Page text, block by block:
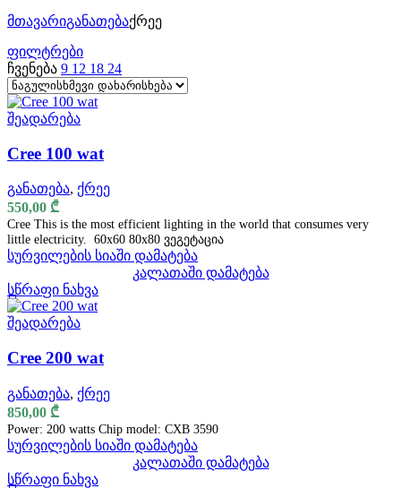
მთავარიგანათებაქრეე
ფილტრები
ჩვენება 9 12 18 24
შეადარება
Cree 100 wat
განათება, ქრეე
550,00 ₾
Cree This is the most efficient lighting in the world that consumes very
little electricity. 60x60 80x80 ვეგეტაცია
სურვილების სიაში დამატება
კალათაში დამატება
სწრაფი ნახვა
შეადარება
Cree 200 wat
განათება, ქრეე
850,00 ₾
Power: 200 watts Chip model: CXB 3590
სურვილების სიაში დამატება
კალათაში დამატება
სწრაფი ნახვა